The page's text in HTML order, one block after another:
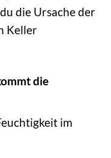
die Ursache der
Keller
die
im